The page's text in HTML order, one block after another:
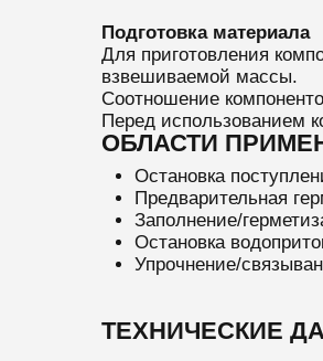
Подготовка материала
Для приготовления
взвешиваемой массы.
Соотношение
Перед использованием
ОБЛАСТИ
Остановка
Предварительная
Заполнение/
Остановка
Упрочнение/
ТЕХНИЧЕСКИЕ